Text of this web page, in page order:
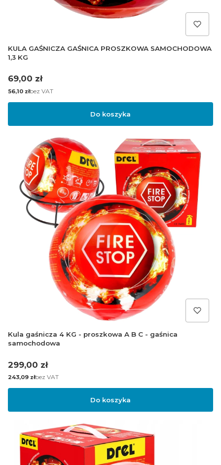
KULA GAŚNICZA GAŚNICA PROSZKOWA SAMOCHODOWA
1,3 KG
Cena
69,00 zł
Cena
56,10 złbez VAT
Do koszyka
Kula gaśnicza 4 KG - proszkowa A B C - gaśnica
samochodowa
Cena
299,00 zł
Cena
243,09 złbez VAT
Do koszyka